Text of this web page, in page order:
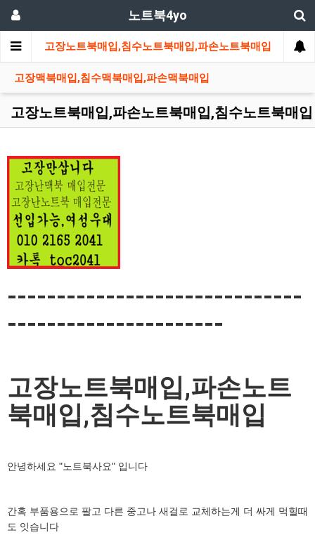
노트북4yo
매입 고장노트북매입,침수노트북매입,파손노트북매입 1:1
고장맥북매입,침수맥북매입,파손맥북매입
고장노트북매입,파손노트북매입,침수노트북매입
------------------------------
----------------------
고장노트북매입,파손노트
북매입,침수노트북매입
안녕하세요 "노트북사요" 입니다
간혹 부품용으로 팔고 다른 중고나 새걸로 교체하는게 더 싸게 먹힐때
도 잇습니다